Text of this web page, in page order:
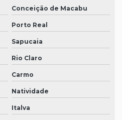
Conceição de Macabu
Porto Real
Sapucaia
Rio Claro
Carmo
Natividade
Italva